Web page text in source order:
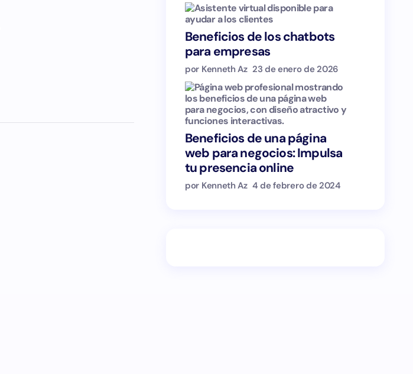
Beneficios de los chatbots
para empresas
por Kenneth Az 23 de enero de 2026
Beneficios de una página
web para negocios: Impulsa
tu presencia online
por Kenneth Az 4 de febrero de 2024